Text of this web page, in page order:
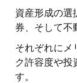
資産形成の選
券、そして不
それぞれにメ
ク許容度や投
す。